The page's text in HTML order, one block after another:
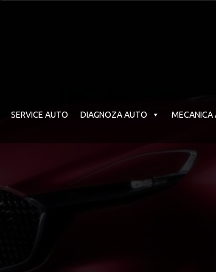
SERVICE AUTO DIAGNOZA AUTO MECANICA